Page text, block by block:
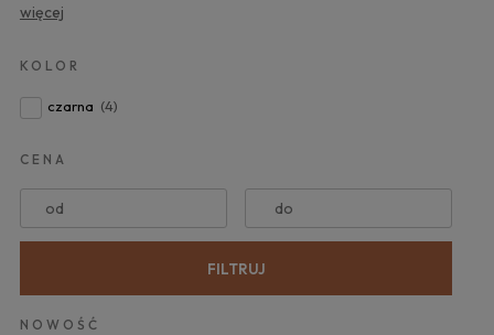
więcej
KOLOR
czarna (4)
CENA
od do
FILTRUJ
NOWOŚĆ